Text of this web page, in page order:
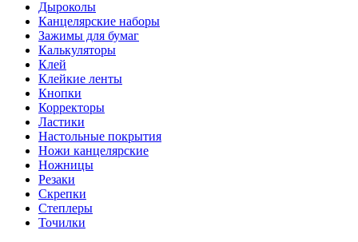
Дыроколы
Канцелярские наборы
Зажимы для бумаг
Калькуляторы
Клей
Клейкие ленты
Кнопки
Корректоры
Ластики
Настольные покрытия
Ножи канцелярские
Ножницы
Резаки
Скрепки
Степлеры
Точилки